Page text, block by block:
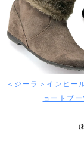
＜ジーラ＞インヒー
ョートブー
(